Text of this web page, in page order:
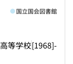
等学校[1968]-
国立国会図書館